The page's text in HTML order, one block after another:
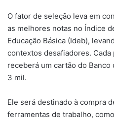
O fator de seleção leva em
as melhores notas no Índice
Educação Básica (Ideb),
contextos desafiadores.
receberá um cartão do
3 mil.
Ele será destinado à compra
ferramentas de trabalho,